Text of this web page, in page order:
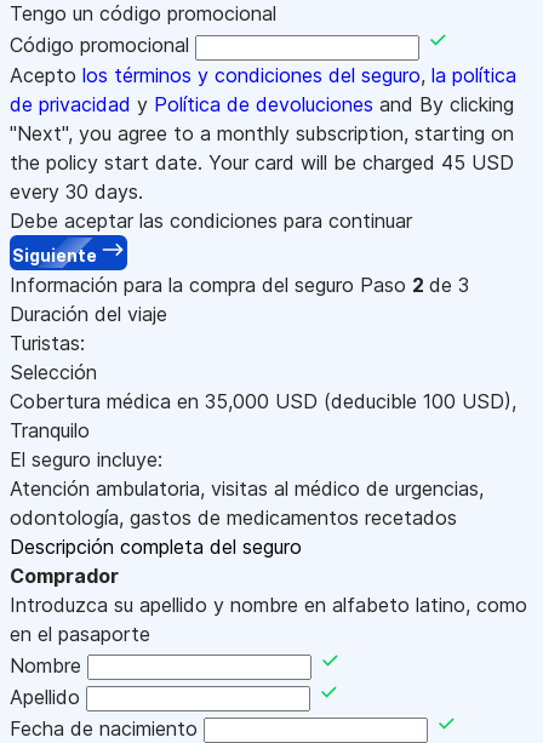
Tengo un código promocional
Código promocional
Acepto los términos y condiciones del seguro, la política
de privacidad y Política de devoluciones and By clicking
"Next", you agree to a monthly subscription, starting on
the policy start date. Your card will be charged 45 USD
every 30 days.
Debe aceptar las condiciones para continuar
Siguiente
Información para la compra del seguro Paso 2 de 3
Duración del viaje
Turistas:
Selección
Cobertura médica en 35,000 USD (deducible 100 USD),
Tranquilo
El seguro incluye:
Atención ambulatoria, visitas al médico de urgencias,
odontología, gastos de medicamentos recetados
Descripción completa del seguro
Comprador
Introduzca su apellido y nombre en alfabeto latino, como
en el pasaporte
Nombre
Apellido
Fecha de nacimiento